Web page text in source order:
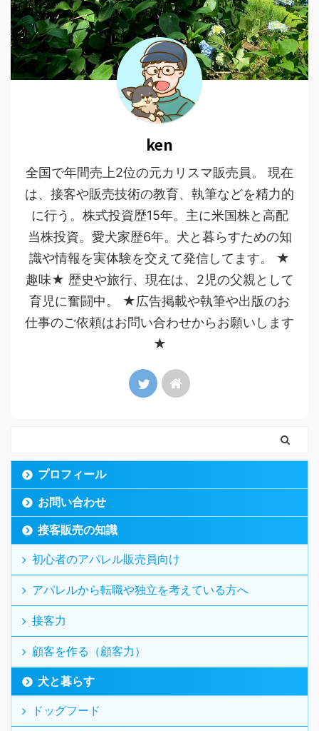
ken
全国で年間売上2位の元カリスマ販売員。 現在
は、接客や販売技術の教育、執筆などを精力的
に行う。株式投資歴15年。主に米国株と高配
当株投資。愛犬家歴6年。犬と暮らすための知
識や情報を実体験を交えて発信してます。 ★
趣味★ 歴史や旅行、現在は、2児の父親として
育児に奮闘中。 ★広告掲載や執筆や出版のお
仕事のご依頼はお問い合わせからお願いします
★
プロフィール
お問い合わせ
接客販売の知識
初心者のアパレル販売員向け
アパレルから転職や独立を考えている方へ
接客力
顧客を作る（顧客力）
犬と暮らす
ドッグフード